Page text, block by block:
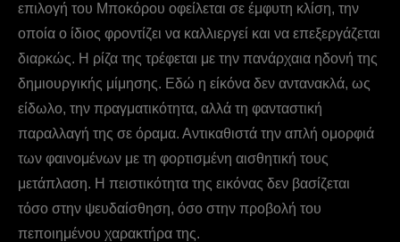
επιλογή του Mποκόρου οφείλεται σε έμφυτη κλίση, την
οποία ο ίδιος φροντίζει να καλλιεργεί και να επεξεργάζεται
διαρκώς. Η ρίζα της τρέφεται με την πανάρχαια ηδονή της
δημιουργικής μίμησης. Εδώ η είκόνα δεν αντανακλά, ως
είδωλο, την πραγματικότητα, αλλά τη φανταστική
παραλλαγή της σε όραμα. Αντικαθιστά την απλή ομορφιά
των φαινομένων με τη φορτισμένη αισθητική τους
μετάπλαση. Η πειστικότητα της εικόνας δεν βασίζεται
τόσο στην ψευδαίσθηση, όσο στην προβολή του
πεποιημένου χαρακτήρα της.